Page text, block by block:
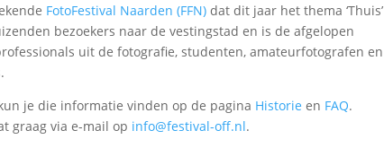
FotoFestival Naarden (FFN) dat dit jaar het thema ‘Thuis’
bezoekers naar de vestingstad en is de afgelopen
uit de fotografie, studenten, amateurfotografen en
je die informatie vinden op de pagina Historieen FAQ.
graag via e-mail op info@festival-off.nl.